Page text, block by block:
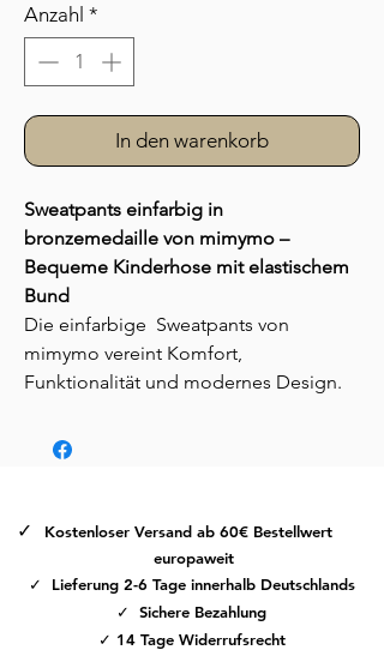
Anzahl *
In den warenkorb
Sweatpants einfarbig in
bronzemedaille von mimymo –
Bequeme Kinderhose mit elastischem
Bund
Die einfarbige Sweatpants von
mimymo vereint Komfort,
Funktionalität und modernes Design.
für den Alltag, den Kindergarten oder
gestrickten Baumwollmischung, bietet
die Hose ein angenehm weiches
Tragegefühl und optimale
Bewegungsfreiheit. Der elastische
Bund an Taille und Knöcheln sorgt für
✓
Kostenloser Versand ab 60€ Bestellwert
europaweit
✓ Lieferung 2-6 Tage innerhalb Deutschlands
✓ Sichere Bezahlung
✓ 14 Tage Widerrufsrecht